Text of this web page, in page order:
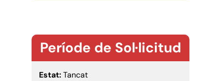
Període de Sol·licitud
Estat:Tancat